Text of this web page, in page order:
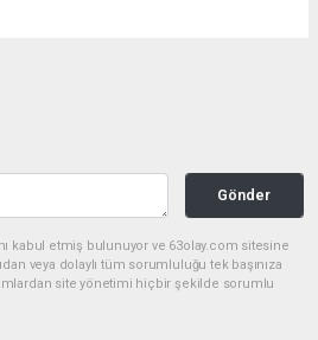
Gönder
kabul etmiş bulunuyor ve 63olay.com sitesine
veya dolaylı tüm sorumluluğu tek başınıza
site yönetimi hiçbir şekilde sorumlu